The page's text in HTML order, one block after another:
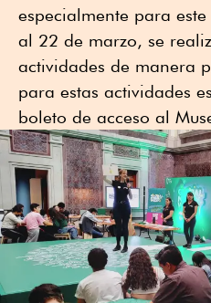
especialmente para
al 22 de marzo, se
actividades de manera
para estas actividades
boleto de acceso al